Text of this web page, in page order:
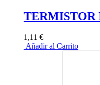
TERMISTOR
1,11 €
Añadir al Carrito